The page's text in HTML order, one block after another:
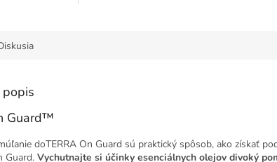
Guard™
doTERRA On Guard sú praktický spôsob, ako získať
Guard. Vychutnajte si účinky esenciálnych olejov divoký